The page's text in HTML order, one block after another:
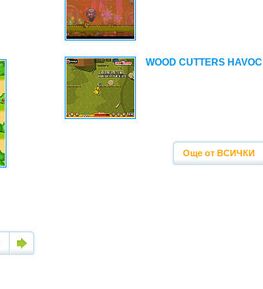
WOOD CUTTERS HAVOC
Още от ВСИЧКИ